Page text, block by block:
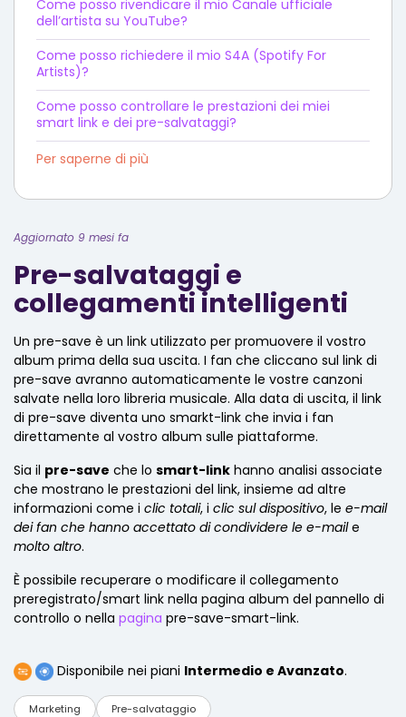
Come posso rivendicare il mio Canale ufficiale
dell’artista su YouTube?
Come posso richiedere il mio S4A (Spotify For
Artists)?
Come posso controllare le prestazioni dei miei
smart link e dei pre-salvataggi?
Per saperne di più
Aggiornato 9 mesi fa
Pre-salvataggi e
collegamenti intelligenti
Un pre-save è un link utilizzato per promuovere il vostro
album prima della sua uscita. I fan che cliccano sul link di
pre-save avranno automaticamente le vostre canzoni
salvate nella loro libreria musicale. Alla data di uscita, il link
di pre-save diventa uno smarkt-link che invia i fan
direttamente al vostro album sulle piattaforme.
Sia il pre-save che lo smart-link hanno analisi associate
che mostrano le prestazioni del link, insieme ad altre
informazioni come i clic totali, i clic sul dispositivo, le e-mail
dei fan che hanno accettato di condividere le e-maile
molto altro.
È possibile recuperare o modificare il collegamento
preregistrato/smart link nella pagina album del pannello di
controllo o nella pagina pre-save-smart-link.
Disponibile nei piani Intermedio e Avanzato.
Marketing Pre-salvataggio